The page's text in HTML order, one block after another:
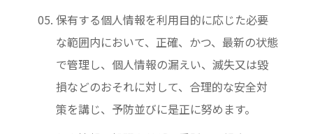
保有する個人情報を利用目的に応じた必要
な範囲内において、正確、かつ、最新の状態
で管理し、個人情報の漏えい、滅失又は毀
損などのおそれに対して、合理的な安全対
策を講じ、予防並びに是正に努めます。